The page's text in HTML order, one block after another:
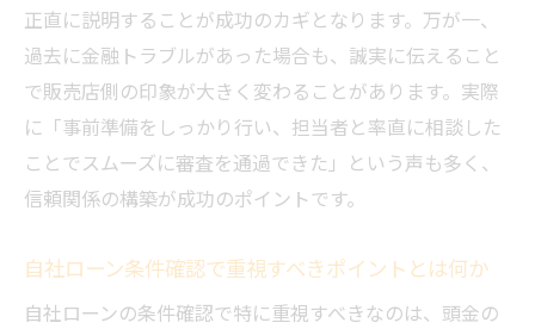
正直に説明することが成功のカギとなります。万が一、
過去に金融トラブルがあった場合も、誠実に伝えること
で販売店側の印象が大きく変わることがあります。実際
に「事前準備をしっかり行い、担当者と率直に相談した
ことでスムーズに審査を通過できた」という声も多く、
信頼関係の構築が成功のポイントです。
自社ローン条件確認で重視すべきポイントとは何か
自社ローンの条件確認で特に重視すべきなのは、頭金の